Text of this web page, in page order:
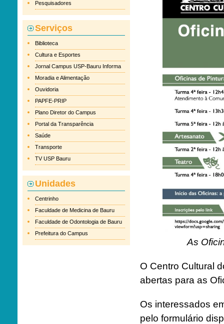
Pesquisadores
Serviços
Biblioteca
Cultura e Esportes
Jornal Campus USP-Bauru Informa
Moradia e Alimentação
Ouvidoria
PAPFE-PRIP
Plano Diretor do Campus
Portal da Transparência
Saúde
Transporte
TV USP Bauru
Unidades
Centrinho
Faculdade de Medicina de Bauru
Faculdade de Odontologia de Bauru
Prefeitura do Campus
As
O Centro Cultural
abertas para as
Os interessados
pelo formulário